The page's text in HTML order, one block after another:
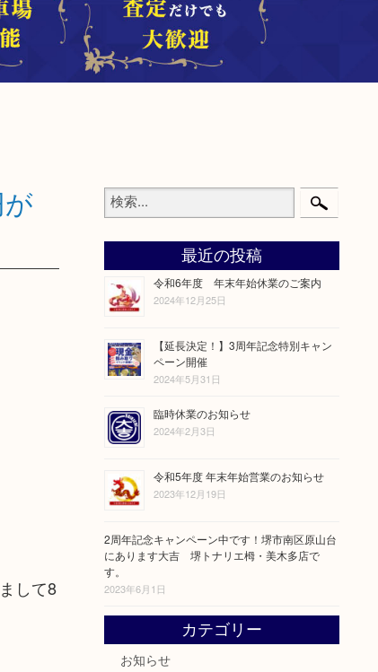
して8
最近の投稿
令和6年度 年末年始休業のご案内
2024年12月25日
【延長決定！】3周年記念特別キャン
ペーン開催
2024年5月31日
臨時休業のお知らせ
2024年2月3日
令和5年度 年末年始営業のお知らせ
2023年12月19日
2周年記念キャンペーン中です！堺市南区原山台
にあります大吉 堺トナリエ栂・美木多店で
す。
2023年6月1日
カテゴリー
お知らせ